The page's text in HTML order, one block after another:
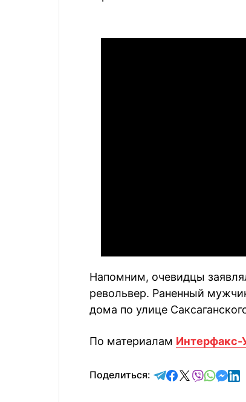
Напомним, очевидцы
револьвер. Раненный
дома по улице
По материалам Интерфакс-
Поделиться: отправить в
поделиться в
поделиться